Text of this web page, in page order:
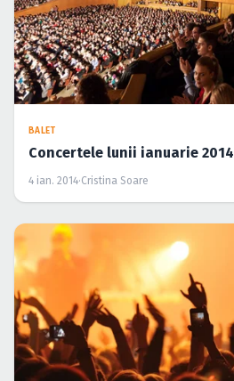
BALET
Concertele lunii ianuarie 2014
4 ian. 2014·Cristina Soare